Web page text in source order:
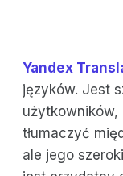
Yandex
języków. Jest
tłumaczyć
ale jego